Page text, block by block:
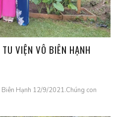
VIỆN VÔ BIÊN HẠNH
Biên Hạnh 12/9/2021.Chúng con